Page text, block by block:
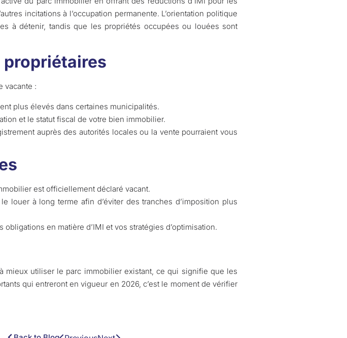
incitations à l’occupation permanente. L’orientation politique
à détenir, tandis que les propriétés occupées ou louées sont
propriétaires
vacante :
plus élevés dans certaines municipalités.
et le statut fiscal de votre bien immobilier.
auprès des autorités locales ou la vente pourraient vous
est officiellement déclaré vacant.
louer à long terme afin d’éviter des tranches d’imposition plus
obligations en matière d’IMI et vos stratégies d’optimisation.
mieux utiliser le parc immobilier existant, ce qui signifie que les
qui entreront en vigueur en 2026, c’est le moment de vérifier